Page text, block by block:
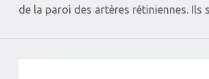
de la paroi des artères rétiniennes.